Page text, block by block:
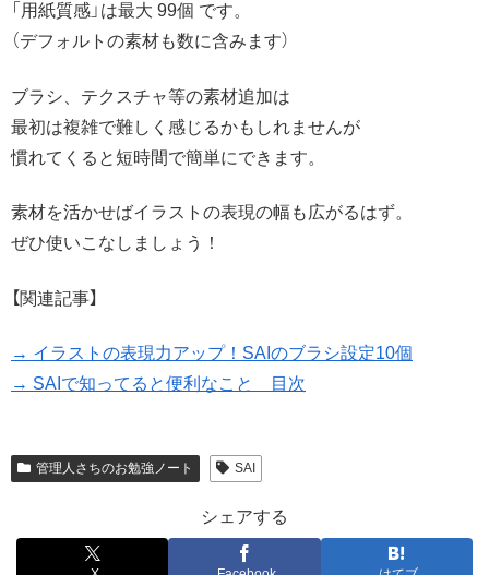
「用紙質感」は最大 99個 です。
（デフォルトの素材も数に含みます）
ブラシ、テクスチャ等の素材追加は
最初は複雑で難しく感じるかもしれませんが
慣れてくると短時間で簡単にできます。
素材を活かせばイラストの表現の幅も広がるはず。
ぜひ使いこなしましょう！
【関連記事】
→ イラストの表現力アップ！SAIのブラシ設定10個
→ SAIで知ってると便利なこと 目次
管理人さちのお勉強ノート SAI
シェアする